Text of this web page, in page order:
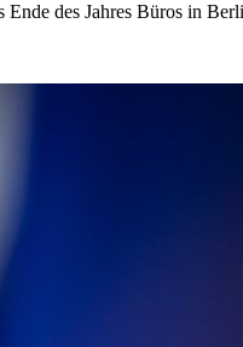
des Jahres Büros in